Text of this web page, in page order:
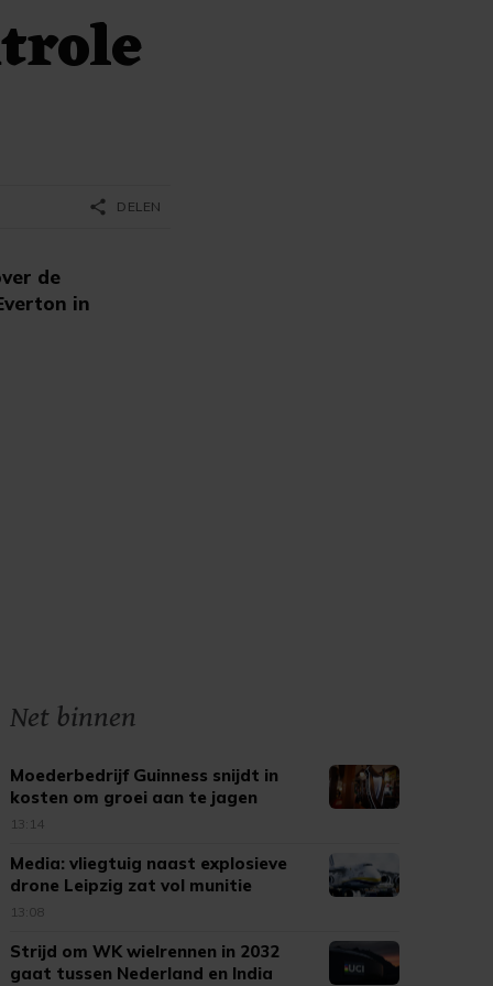
de
in
share DELEN
Net binnen
Moederbedrijf Guinness snijdt in
kosten om groei aan te jagen
13:14
Media: vliegtuig naast explosieve
drone Leipzig zat vol munitie
13:08
Strijd om WK wielrennen in 2032
gaat tussen Nederland en India